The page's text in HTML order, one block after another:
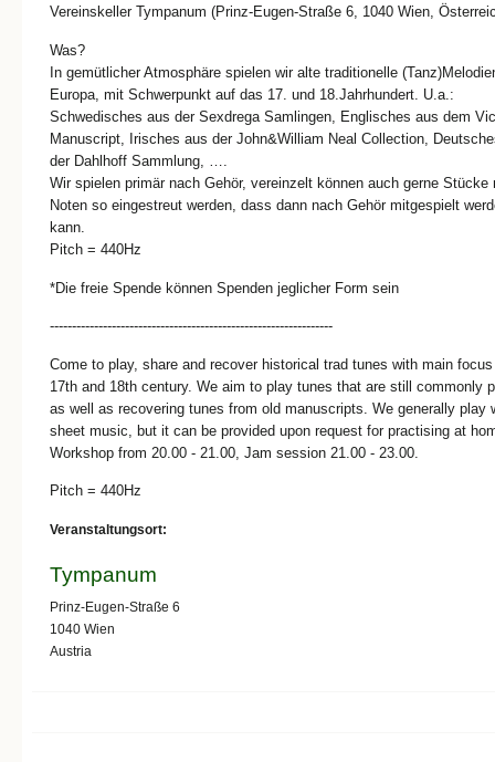
Vereinskeller Tympanum (Prinz-Eugen-Straße 6, 1040 Wien,
Was?
In gemütlicher Atmosphäre spielen wir alte traditionelle
Europa, mit Schwerpunkt auf das 17. und 18.Jahrhundert. U.a.:
Schwedisches aus der Sexdrega Samlingen, Englisches aus dem
Manuscript, Irisches aus der John&William Neal Collection,
der Dahlhoff Sammlung, ….
Wir spielen primär nach Gehör, vereinzelt können auch gerne Stücke
Noten so eingestreut werden, dass dann nach Gehör mitgespielt
kann.
Pitch = 440Hz
*Die freie Spende können Spenden jeglicher Form sein
----------------------------------------------------------------
Come to play, share and recover historical trad tunes with main
17th and 18th century. We aim to play tunes that are still commonly
as well as recovering tunes from old manuscripts. We generally play
sheet music, but it can be provided upon request for practising at
Workshop from 20.00 - 21.00, Jam session 21.00 - 23.00.
Pitch = 440Hz
Veranstaltungsort:
Tympanum
Prinz-Eugen-Straße 6
1040 Wien
Austria